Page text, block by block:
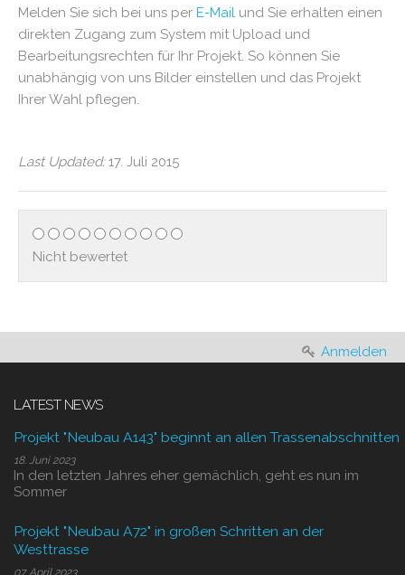
Melden Sie sich bei uns per E-Mail und Sie erhalten einen
direkten Zugang zum System mit Upload und
Bearbeitungsrechten für Ihr Projekt. So können Sie
unabhängig von uns Bilder einstellen und das Projekt
Ihrer Wahl pflegen.
Last Updated:17. Juli 2015
Nicht bewertet
Anmelden
LATEST NEWS
Projekt "Neubau A143" beginnt an allen Trassenabschnitten
18. Juni 2023
In den letzten Jahres eher gemächlich, geht es nun im
Sommer
Projekt "Neubau A72" in großen Schritten an der
Westtrasse
07. April 2023